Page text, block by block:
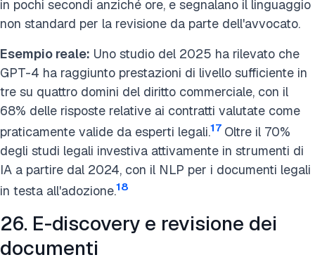
in pochi secondi anziché ore, e segnalano il linguaggio
non standard per la revisione da parte dell'avvocato.
Esempio reale: Uno studio del 2025 ha rilevato che
GPT-4 ha raggiunto prestazioni di livello sufficiente in
tre su quattro domini del diritto commerciale, con il
68% delle risposte relative ai contratti valutate come
praticamente valide da esperti legali.17 Oltre il 70%
degli studi legali investiva attivamente in strumenti di
IA a partire dal 2024, con il NLP per i documenti legali
in testa all'adozione.18
26. E-discovery e revisione dei
documenti